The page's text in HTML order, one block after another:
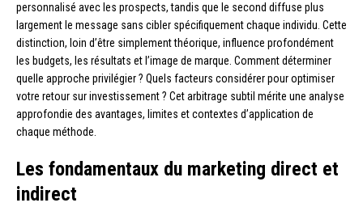
personnalisé avec les prospects, tandis que le second diffuse plus
largement le message sans cibler spécifiquement chaque individu. Cette
distinction, loin d’être simplement théorique, influence profondément
les budgets, les résultats et l’image de marque. Comment déterminer
quelle approche privilégier ? Quels facteurs considérer pour optimiser
votre retour sur investissement ? Cet arbitrage subtil mérite une analyse
approfondie des avantages, limites et contextes d’application de
chaque méthode.
Les fondamentaux du marketing direct et
indirect